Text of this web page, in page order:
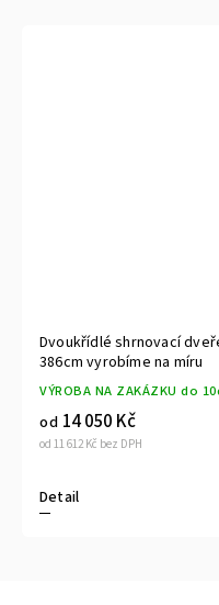
Dvoukřídlé shrnovací
314cm vyrobíme na míru
VÝROBA NA ZAKÁZKU do
od 9 158 Kč bez DPH
od11 081 Kč
Detail